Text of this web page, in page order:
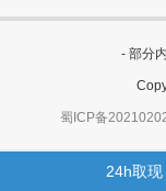
- 部分
蜀ICP备
24h取现